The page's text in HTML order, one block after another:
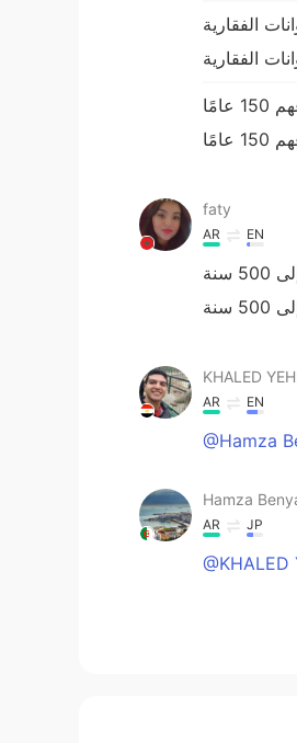
faty
AR EN
KHALED
AR EN
@Hamza
Hamza
AR JP
@KHALED